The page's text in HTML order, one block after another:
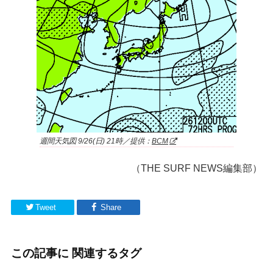
週間天気図 9/26(日) 21時／提供： BCM
（THE SURF NEWS編集部）
Tweet Share
この記事に 関連するタグ